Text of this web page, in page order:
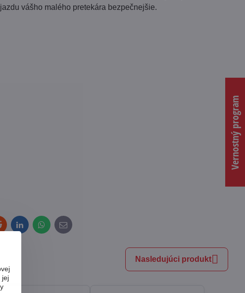
vášho malého pretekára bezpečnejšie.
LinkedInWhatsApp
E-
mail
Nasledujúci produkt
Vernostný program
jej